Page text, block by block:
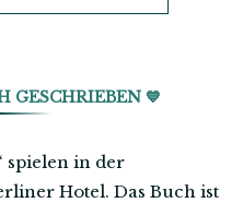
GESCHRIEBEN 💙
spielen in der
Hotel. Das Buch ist